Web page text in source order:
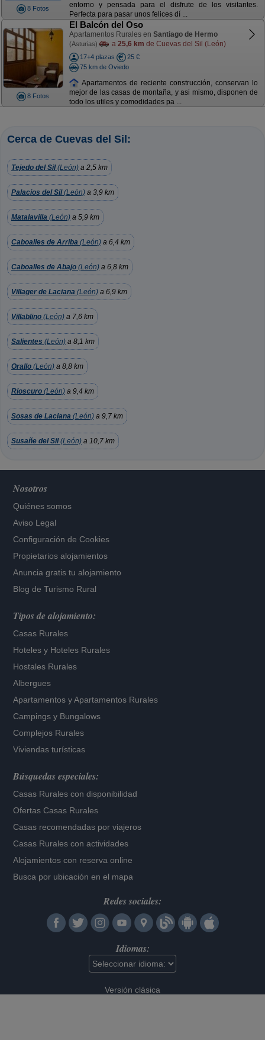
8 Fotos
entorno y pensada para el disfrute de los visitantes.
Perfecta para pasar unos felices dí ...
8 Fotos
El Balcón del Oso
Apartamentos Rurales en Santiago de Hermo
(Asturias) a 25,6 km de Cuevas del Sil (León)
17+4 plazas
25 €
75 km de Oviedo
Apartamentos de reciente construcción, conservan lo
mejor de las casas de montaña, y asi mismo, disponen de
todo los utiles y comodidades pa ...
Cerca de Cuevas del Sil:
Tejedo del Sil(León) a 2,5 km
Palacios del Sil(León) a 3,9 km
Matalavilla (León) a 5,9 km
Caboalles de Arriba (León) a 6,4 km
Caboalles de Abajo (León) a 6,8 km
Villager de Laciana (León) a 6,9 km
Villablino (León) a 7,6 km
Salientes (León) a 8,1 km
Orallo (León) a 8,8 km
Rioscuro (León) a 9,4 km
Sosas de Laciana (León) a 9,7 km
Susañe del Sil(León) a 10,7 km
Nosotros
Quiénes somos
Aviso Legal
Configuración de Cookies
Propietarios alojamientos
Anuncia gratis tu alojamiento
Blog de Turismo Rural
Tipos de alojamiento:
Casas Rurales
Hoteles y Hoteles Rurales
Hostales Rurales
Albergues
Apartamentos yApartamentos Rurales
Campings y Bungalows
Complejos Rurales
Viviendas turísticas
Búsquedas especiales:
Casas Rurales con disponibilidad
Ofertas Casas Rurales
Casas recomendadas por viajeros
Casas Rurales con actividades
Alojamientos con reserva online
Busca por ubicación en el mapa
Redes sociales:
Idiomas:
Versión clásica